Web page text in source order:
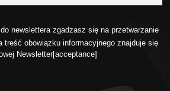
newslettera zgadzasz się na przetwarzanie
treść obowiązku informacyjnego znajduje się
Newsletter[acceptance]